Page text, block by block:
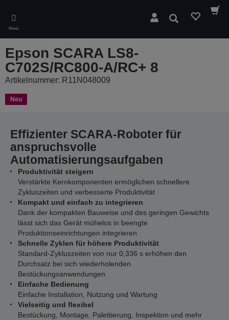
main
content
Menü
Suchen
Epson SCARA LS8-
C702S/RC800-A/RC+ 8
Artikelnummer: R11N048009
Neu
Effizienter SCARA-Roboter für
anspruchsvolle
Automatisierungsaufgaben
Produktivität steigern
Verstärkte Kernkomponenten ermöglichen schnellere
Zykluszeiten und verbesserte Produktivität
Kompakt und einfach zu integrieren
Dank der kompakten Bauweise und des geringen Gewichts
lässt sich das Gerät mühelos in beengte
Produktionseinrichtungen integrieren
Schnelle Zyklen für höhere Produktivität
Standard-Zykluszeiten von nur 0,336 s erhöhen den
Durchsatz bei sich wiederholenden
Bestückungsanwendungen
Einfache Bedienung
Einfache Installation, Nutzung und Wartung
Vielseitig und flexibel
Bestückung, Montage, Palettierung, Inspektion und mehr